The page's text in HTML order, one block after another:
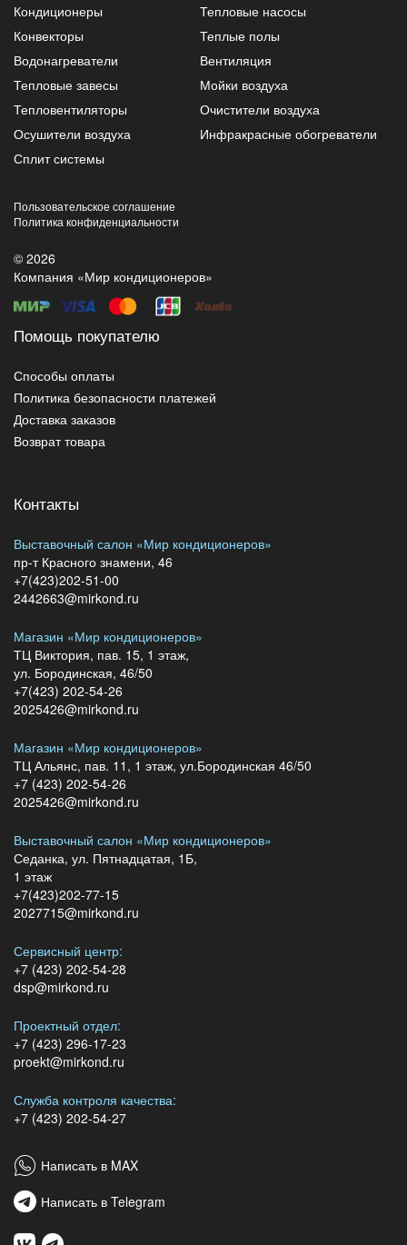
Кондиционеры
Тепловые насосы
Конвекторы
Теплые полы
Водонагреватели
Вентиляция
Тепловые завесы
Мойки воздуха
Тепловентиляторы
Очистители воздуха
Осушители воздуха
Инфракрасные обогреватели
Сплит системы
Пользовательское соглашение
Политика конфиденциальности
© 2026
Компания «Мир кондиционеров»
Помощь покупателю
Способы оплаты
Политика безопасности платежей
Доставка заказов
Возврат товара
Контакты
Выставочный салон «Мир кондиционеров»
пр-т Красного знамени, 46
+7(423)202-51-00
2442663@mirkond.ru
Магазин «Мир кондиционеров»
ТЦ Виктория, пав. 15, 1 этаж,
ул. Бородинская, 46/50
+7(423) 202-54-26
2025426@mirkond.ru
Магазин «Мир кондиционеров»
ТЦ Альянс, пав. 11, 1 этаж, ул.Бородинская 46/50
+7 (423) 202-54-26
2025426@mirkond.ru
Выставочный салон «Мир кондиционеров»
Седанка, ул. Пятнадцатая, 1Б,
1 этаж
+7(423)202-77-15
2027715@mirkond.ru
Сервисный центр:
+7 (423) 202-54-28
dsp@mirkond.ru
Проектный отдел:
+7 (423) 296-17-23
proekt@mirkond.ru
Служба контроля качества:
+7 (423) 202-54-27
Написать в MAX
Написать в Telegram